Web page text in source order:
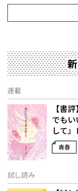
連載
【書
でもい
して
青春
試し読み